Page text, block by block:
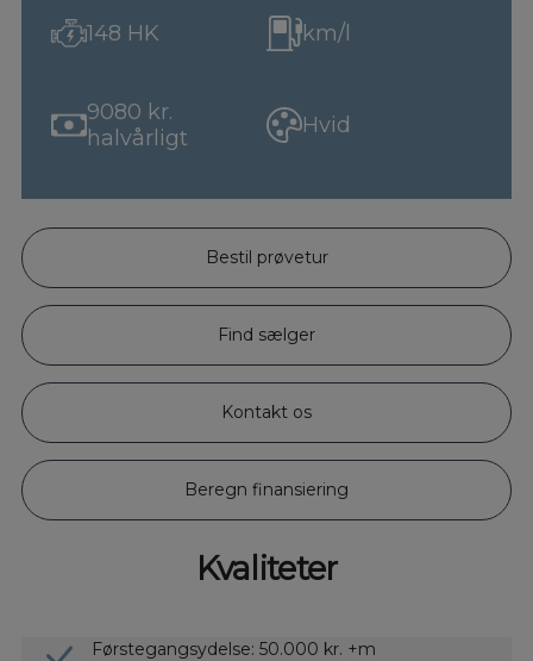
148 HK km/l
9080 kr.
halvårligt
Hvid
Bestil prøvetur
Find sælger
Kontakt os
Beregn finansiering
Kvaliteter
Førstegangsydelse: 50.000 kr. +m